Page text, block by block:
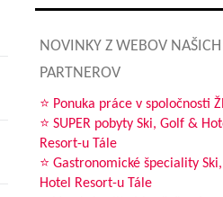
NOVINKY Z WEBOV NAŠICH
PARTNEROV
⭐ Ponuka práce v spoločnosti
⭐ SUPER pobyty Ski, Golf &
Resort-u Tále
⭐ Gastronomické špeciality
Hotel Resort-u Tále